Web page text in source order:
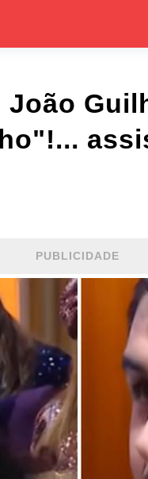
João
PUBLICIDADE